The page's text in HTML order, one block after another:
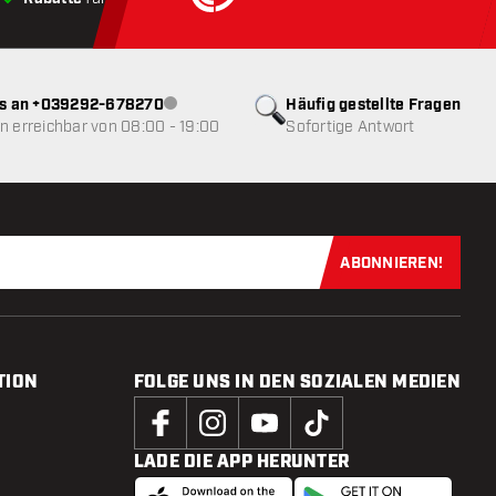
Häufig gestellte Fragen
Sofortige Antwort
an +039292-678270Kundenservice nicht verfügbar
erreichbar von 08:00 - 19:00
Jetzt für
ABONNIEREN!
FOLGE UNS IN DEN SOZIALEN MEDIEN
LADE DIE APP HERUNTER